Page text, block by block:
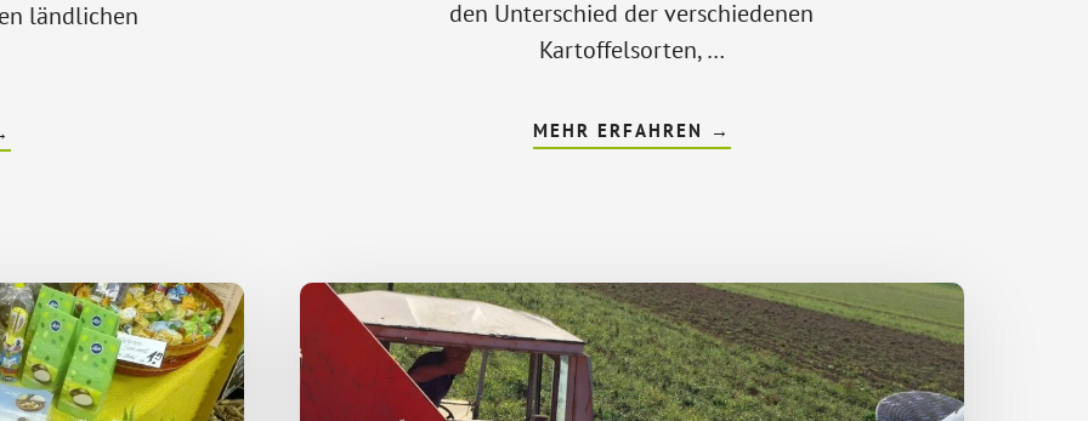
ländlichen
den Unterschied der verschiedenen
Kartoffelsorten, …
MEHR ERFAHREN ÜBERBIO-
KARTOFFELN
→